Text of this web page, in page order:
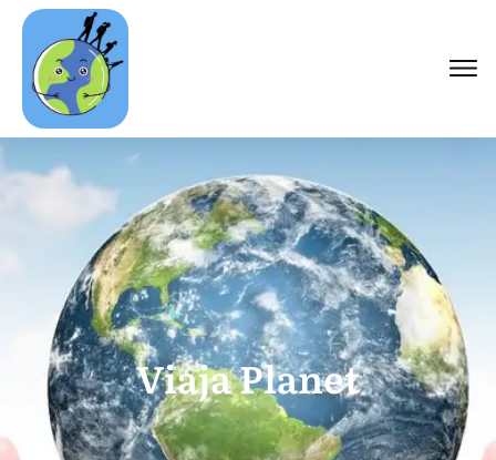
Viaja Planet